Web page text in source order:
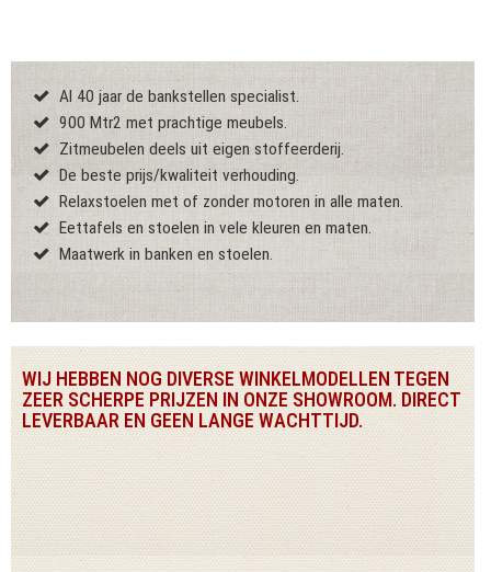
Al 40 jaar de bankstellen specialist.
900 Mtr2 met prachtige meubels.
Zitmeubelen deels uit eigen stoffeerderij.
De beste prijs/kwaliteit verhouding.
Relaxstoelen met of zonder motoren in alle maten.
Eettafels en stoelen in vele kleuren en maten.
Maatwerk in banken en stoelen.
WIJ HEBBEN NOG DIVERSE WINKELMODELLEN TEGEN
ZEER SCHERPE PRIJZEN IN ONZE SHOWROOM. DIRECT
LEVERBAAR EN GEEN LANGE WACHTTIJD.